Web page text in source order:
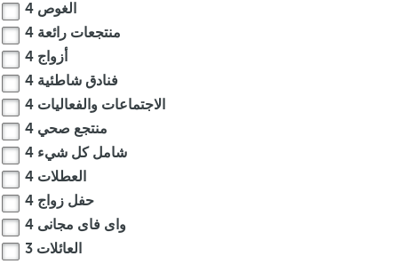
الغوص 4
منتجعات رائعة 4
أزواج 4
فنادق شاطئية 4
الاجتماعات والفعاليات 4
منتجع صحي 4
شامل كل شيء 4
العطلات 4
حفل زواج 4
واى فاى مجانى 4
العائلات 3